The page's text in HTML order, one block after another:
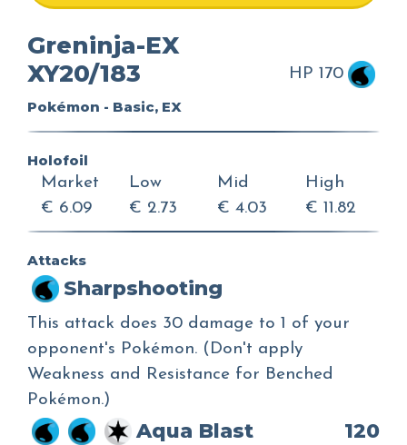
Greninja-EX
XY20/183
Pokémon - Basic, EX
HP 170
Holofoil
Market
€ 6.09
Low
€ 2.73
Mid
€ 4.03
High
€ 11.82
Attacks
Sharpshooting
This attack does 30 damage to 1 of your
opponent's Pokémon. (Don't apply
Weakness and Resistance for Benched
Pokémon.)
Aqua Blast 120